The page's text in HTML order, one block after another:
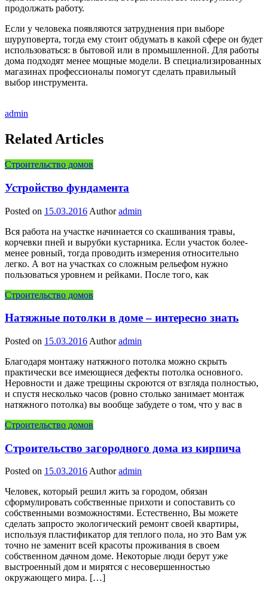
продолжать работу.
Если у человека появляются затруднения при выборе
шуруповерта, тогда ему стоит обдумать в какой сфере он будет
использоваться: в бытовой или в промышленной. Для работы
дома подходят менее мощные модели. В специализированных
магазинах профессионалы помогут сделать правильный
выбор инструмента.
admin
Related Articles
Строительство домов
Устройство фундамента
Posted on 15.03.2016 Author admin
Вся работа на участке начинается со скашивания травы,
корчевки пней и вырубки кустарника. Если участок более-
менее ровный, тогда проводить измерения относительно
легко. А вот на участках со сложным рельефом нужно
пользоваться уровнем и рейками. После того, как
Строительство домов
Натяжные потолки в доме – интересно знать
Posted on 15.03.2016 Author admin
Благодаря монтажу натяжного потолка можно скрыть
практически все имеющиеся дефекты потолка основного.
Неровности и даже трещины скроются от взгляда полностью,
и спустя несколько часов (ровно столько занимает монтаж
натяжного потолка) вы вообще забудете о том, что у вас в
Строительство домов
Строительство загородного дома из кирпича
Posted on 15.03.2016Author admin
Человек, который решил жить за городом, обязан
сформулировать собственные прихоти и сопоставить со
собственными возможностями. Естественно, Вы можете
сделать запросто экологический ремонт своей квартиры,
используя пластификатор для теплого пола, но это Вам уж
точно не заменит всей красоты проживания в своем
собственном дачном доме. Некоторые люди берут уже
выстроенный дом и мирятся с несовершенностью
окружающего мира. […]